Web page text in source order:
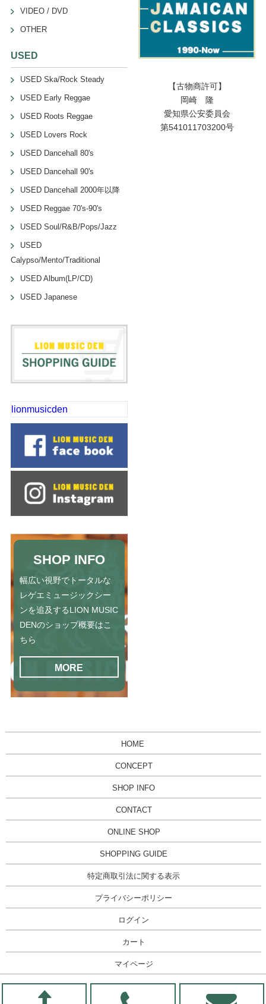
VIDEO / DVD
OTHER
USED
USED Ska/Rock Steady
USED Early Reggae
USED Roots Reggae
USED Lovers Rock
USED Dancehall 80's
USED Dancehall 90's
USED Dancehall 2000年以降
USED Reggae 70's-90's
USED Soul/R&B/Pops/Jazz
USED
Calypso/Mento/Traditional
USED Album(LP/CD)
USED Japanese
lionmusicden
SHOP INFO
幅広い視野でトータルな
レゲエミュージックシー
ンを追及するLION MUSIC
DENのショップ概要はこ
ちら
MORE
【古物商許可】
岡崎 隆
愛知県公安委員会
第541011703200号
HOME
CONCEPT
SHOP INFO
CONTACT
ONLINE SHOP
SHOPPING GUIDE
特定商取引法に関する表示
プライバシーポリシー
ログイン
カート
マイページ